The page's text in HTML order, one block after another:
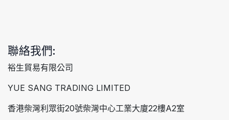
聯絡我們:
裕生貿易有限公司
YUE SANG TRADING LIMITED
香港柴灣利眾街20號柴灣中心工業大廈22樓A2室